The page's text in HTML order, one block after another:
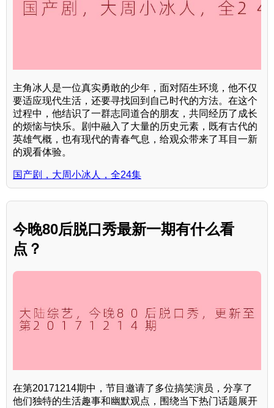
主角冰人是一位真实勇敢的少年，面对陌生环境，他不仅
要适应现代生活，还要寻找回到自己时代的方法。在这个
过程中，他结识了一群志同道合的朋友，共同经历了成长
的烦恼与快乐。剧中融入了大量的历史元素，既有古代的
英雄气概，也有现代的青春气息，给观众带来了耳目一新
的观看体验。
国产剧，大周小冰人，全24集
今晚80后脱口秀最新一期有什么看
点？
在第20171214期中，节目邀请了多位搞笑演员，分享了
他们独特的生活趣事和幽默观点，围绕当下热门话题展开